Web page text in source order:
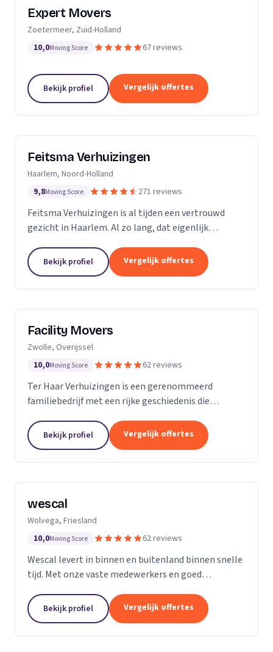
Expert Movers
Zoetermeer, Zuid-Holland
10,0Moving Score 67 reviews
Bekijk profiel Vergelijk offertes
Feitsma Verhuizingen
Haarlem, Noord-Holland
9,8Moving Score 271 reviews
Feitsma Verhuizingen is al tijden een vertrouwd
gezicht in Haarlem. Al zo lang, dat eigenlijk
ooit begonnen is met verhuizen. De eerste
advertenties van...
Bekijk profiel Vergelijk offertes
Facility Movers
Zwolle, Overijssel
10,0Moving Score 62 reviews
Ter Haar Verhuizingen is een gerenommeerd
familiebedrijf met een rijke geschiedenis die
gespecialiseerd in het bieden van naadloze en
zorgeloze verhuisdiensten...
Bekijk profiel Vergelijk offertes
wescal
Wolvega, Friesland
10,0Moving Score 62 reviews
Wescal levert in binnen en buitenland binnen snelle
tijd. Met onze vaste medewerkers en goed
na wat we beloven. Door goede
kwaliteitsvoertuigen te...
Bekijk profiel Vergelijk offertes